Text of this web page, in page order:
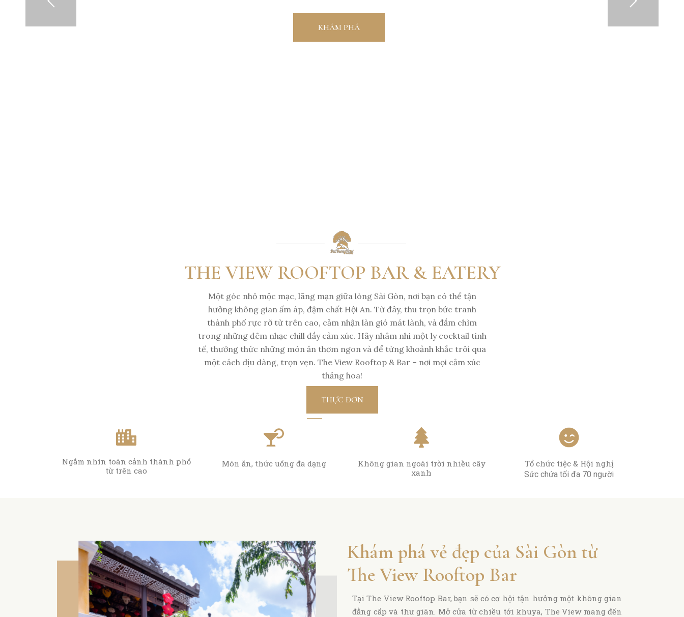
KHÁM PHÁ
THE VIEW ROOFTOP BAR & EATERY
Một góc nhỏ mộc mạc, lãng mạn giữa lòng Sài Gòn, nơi bạn có thể tận
hưởng không gian ấm áp, đậm chất Hội An. Từ đây, thu trọn bức tranh
thành phố rực rỡ từ trên cao, cảm nhận làn gió mát lành, và đắm chìm
trong những đêm nhạc chill đầy cảm xúc. Hãy nhâm nhi một ly cocktail tinh
tế, thưởng thức những món ăn thơm ngon và để từng khoảnh khắc trôi qua
một cách dịu dàng, trọn vẹn. The View Rooftop & Bar – nơi mọi cảm xúc
thăng hoa!
THỰC ĐƠN
Ngắm nhìn toàn cảnh thành phố
từ trên cao
Món ăn, thức uống đa dạng
Không gian ngoài trời nhiều cây
xanh
Tổ chức tiệc & Hội nghị
Sức chứa tối đa 70 người
Khám phá vẻ đẹp của Sài Gòn từ
The View Rooftop Bar​
Tại The View Rooftop Bar, bạn sẽ có cơ hội tận hưởng một không gian
đẳng cấp và thư giãn. Mở cửa từ chiều tới khuya, The View mang đến